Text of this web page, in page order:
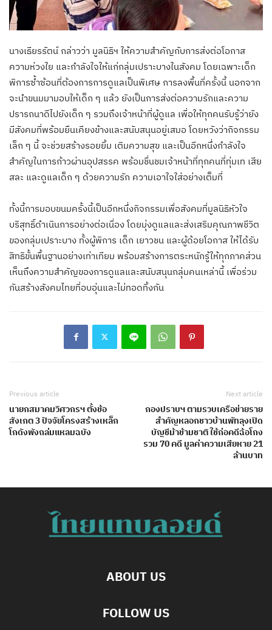
นางเธียรรัตน์ กล่าวว่า มูลนิธิฯ ให้ความสำคัญกับการส่งต่อโอกาส
ความห่วงใย และกำลังใจให้แก่กลุ่มเปราะบางในสังคม โดยเฉพาะเด็ก
พิการซ้ำซ้อนที่ต้องการการดูแลเป็นพิเศษ การลงพื้นที่ครั้งนี้ นอกจาก
จะนำขนมมามอบให้เด็ก ๆ แล้ว ยังเป็นการส่งต่อความรักและความ
ปรารถนาดีไปยังเด็ก ๆ รวมถึงเจ้าหน้าที่ผู้ดูแล เพื่อให้ทุกคนรับรู้ว่ายัง
มีสังคมที่พร้อมยืนเคียงข้างและสนับสนุนอยู่เสมอ โดยหวังว่ากิจกรรม
เล็ก ๆ นี้ จะช่วยสร้างรอยยิ้ม เติมความสุข และเป็นอีกหนึ่งกำลังใจ
สำคัญในการก้าวผ่านอุปสรรค พร้อมชื่นชมเจ้าหน้าที่ทุกคนที่ทุ่มเท เสีย
สละ และดูแลเด็ก ๆ ด้วยความรัก ความเอาใจใส่อย่างเต็มที่
ทั้งนี้การมอบขนมครั้งนี้เป็นอีกหนึ่งกิจกรรมเพื่อสังคมที่มูลนิธิหัวใจ
บริสุทธิ์ดำเนินการอย่างต่อเนื่อง โดยมุ่งดูแลและส่งเสริมคุณภาพชีวิต
ของกลุ่มเปราะบาง ทั้งผู้พิการ เด็ก เยาวชน และผู้ด้อยโอกาส ให้ได้รับ
สิทธิขั้นพื้นฐานอย่างเท่าเทียม พร้อมสร้างการตระหนักรู้ให้ทุกภาคส่วน
เห็นถึงความสำคัญของการดูแลและสนับสนุนกลุ่มคนเหล่านี้ เพื่อร่วม
กันสร้างสังคมไทยที่อบอุ่นและไม่ทอดทิ้งกัน
Previous article
นายกสมาคมวิศวกรฯ ตั้งข้อ
สังเกต 3 ปัจจัยโครงสร้างเหล็ก
โกดังพังถล่มแหลมฉบัง
Next article
กองปราบฯ ตามรวบเครือข่ายราย
สำคัญหลอกชาวบ้านพัทลุงเปิด
บัญชีม้าข้ามชาติ ใช้ก่อคดีฉ้อโกง
รวม 70 คดี มูลค่าความเสียหาย 21
ล้านบาท
ABOUT US
FOLLOW US